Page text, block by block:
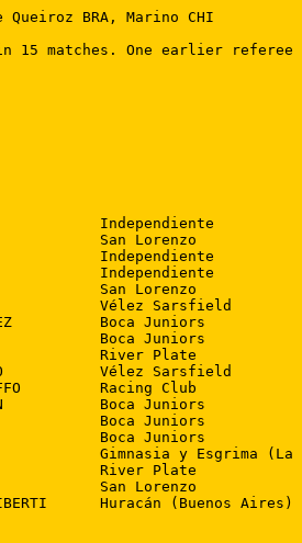
Queiroz BRA, Marino CHI
matches. One earlier referee
Independiente
San Lorenzo
Independiente
Independiente
San Lorenzo
Vélez Sarsfield
Boca Juniors
Boca Juniors
River Plate
Vélez Sarsfield
Racing Club
Boca Juniors
Boca Juniors
Boca Juniors
Gimnasia y Esgrima (La
River Plate
San Lorenzo
Huracán (Buenos Aires)